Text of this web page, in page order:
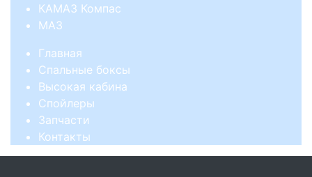
КАМАЗ Компас
МАЗ
Главная
Спальные боксы
Высокая кабина
Спойлеры
Запчасти
Контакты